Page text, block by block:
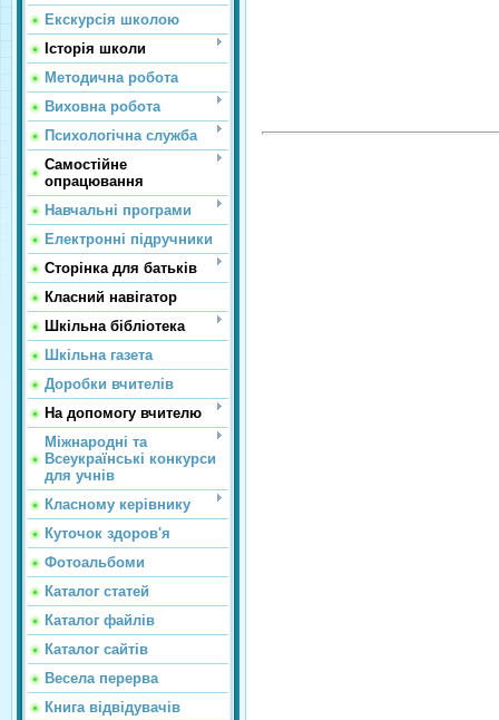
Екскурсія школою
Історія школи
Методична робота
Виховна робота
Психологічна служба
Самостійне
опрацювання
Навчальні програми
Електронні підручники
Сторінка для батьків
Класний навігатор
Шкільна бібліотека
Шкільна газета
Доробки вчителів
На допомогу вчителю
Міжнародні та
Всеукраїнські конкурси
для учнів
Класному керівнику
Куточок здоров'я
Фотоальбоми
Каталог статей
Каталог файлів
Каталог сайтiв
Весела перерва
Книга відвідувачів